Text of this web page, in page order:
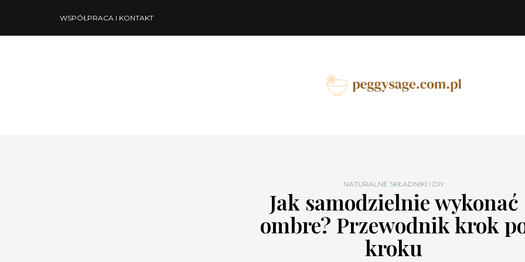
WSPÓŁPRACA I KONTAKT
NATURALNE SKŁADNIKI I DIY
Jak samodzielnie wykonać
ombre? Przewodnik krok
kroku